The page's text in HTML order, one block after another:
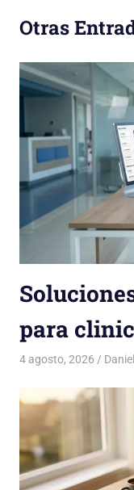
Otras
para
4 agosto, 2026